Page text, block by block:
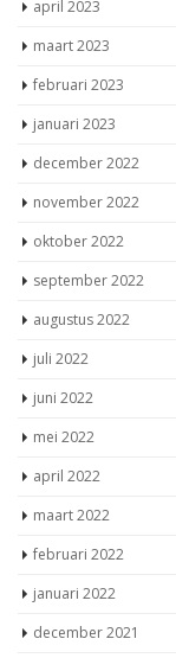
april 2023
maart 2023
februari 2023
januari 2023
december 2022
november 2022
oktober 2022
september 2022
augustus 2022
juli 2022
juni 2022
mei 2022
april 2022
maart 2022
februari 2022
januari 2022
december 2021